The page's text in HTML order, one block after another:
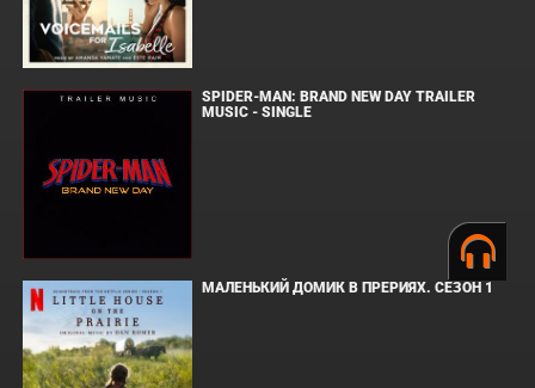
SPIDER-MAN: BRAND NEW DAY TRAILER
MUSIC - SINGLE
МАЛЕНЬКИЙ ДОМИК В ПРЕРИЯХ. СЕЗОН 1